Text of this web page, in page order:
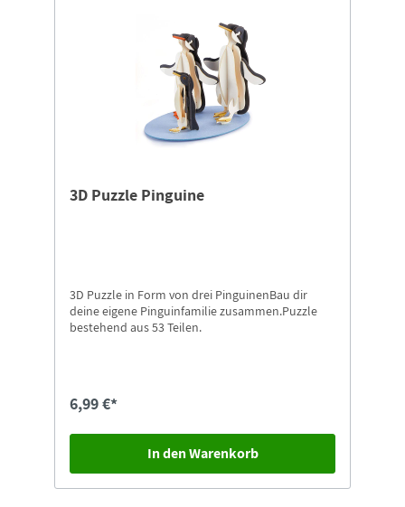
3D Puzzle Pinguine
3D Puzzle in Form von drei PinguinenBau dir
deine eigene Pinguinfamilie zusammen.Puzzle
bestehend aus 53 Teilen.
6,99 €*
In den Warenkorb